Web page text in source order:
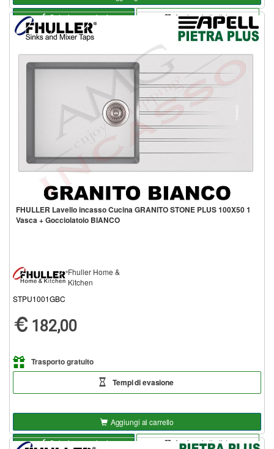
Seleziona opzioni
Aggiungi alla lista
FHULLER Lavello incasso Cucina GRANITO STONE PLUS 100X50 1
Vasca + Gocciolatoio BIANCO
Fhuller Home &
Kitchen
STPU1001GBC
182,00
Trasporto gratuito
Tempi di evasione
Aggiungi al carrello
Seleziona opzioni
Aggiungi alla lista